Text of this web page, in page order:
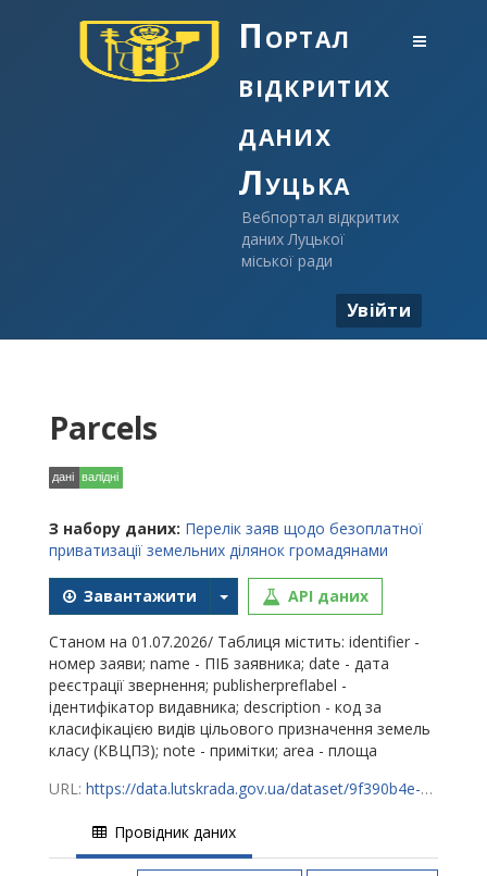
Портал
відкритих
даних
Луцька
Вебпортал відкритих
даних Луцької
міської ради
Увійти
Parcels
З набору даних: Перелік заяв щодо безоплатної
приватизації земельних ділянок громадянами
Завантажити API даних
Станом на 01.07.2026/ Таблиця містить: identifier -
номер заяви; name - ПІБ заявника; date - дата
реєстрації звернення; publisherpreflabel -
ідентифікатор видавника; description - код за
класифікацією видів цільового призначення земель
класу (КВЦПЗ); note - примітки; area - площа
URL: https://data.lutskrada.gov.ua/dataset/9f390b4e-9357-4918-91e4-5aa4478f62ab/resource/ee5c4d63-3a1d-4cf6-9a77-51145aa9b34e/download/privat0726.csv
Провідник даних